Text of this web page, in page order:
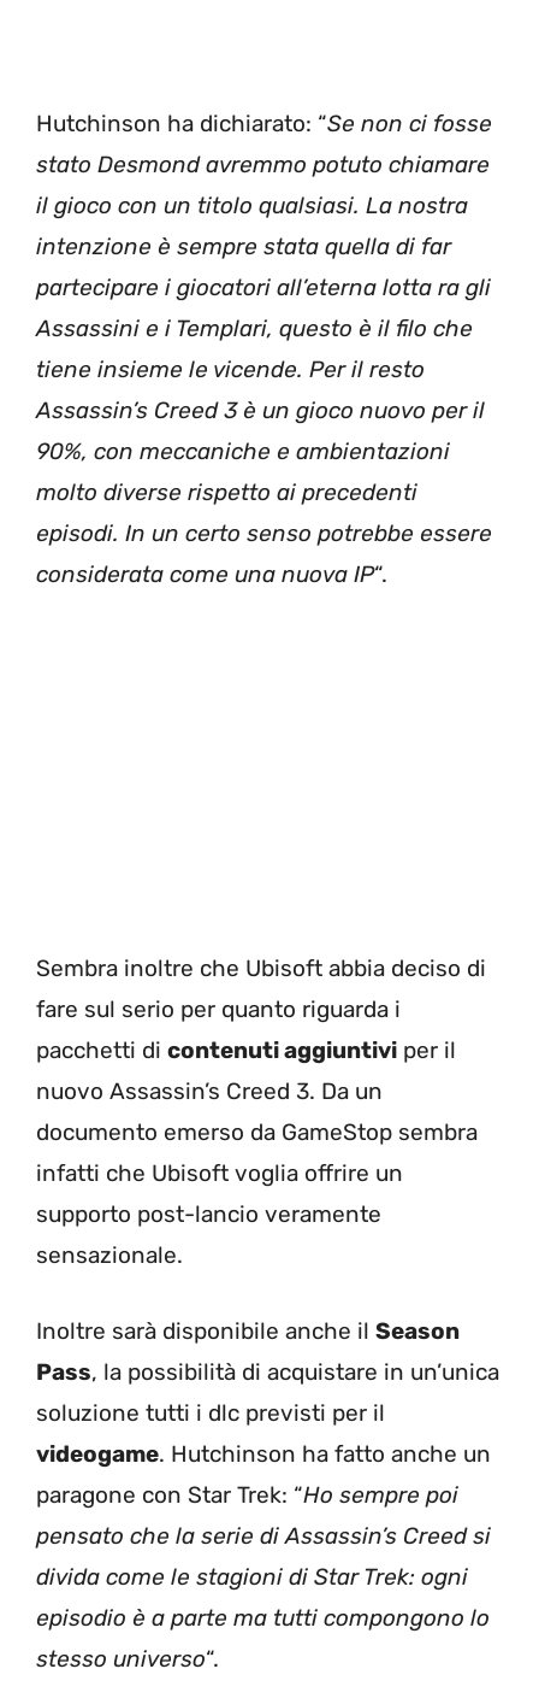
Hutchinson ha dichiarato: “Se non ci fosse
stato Desmond avremmo potuto chiamare
il gioco con un titolo qualsiasi. La nostra
intenzione è sempre stata quella di far
partecipare i giocatori all’eterna lotta ra gli
Assassini e i Templari, questo è il filo che
tiene insieme le vicende. Per il resto
Assassin’s Creed 3 è un gioco nuovo per il
90%, con meccaniche e ambientazioni
molto diverse rispetto ai precedenti
episodi. In un certo senso potrebbe essere
considerata come una nuova IP“.
Sembra inoltre che Ubisoft abbia deciso di
fare sul serio per quanto riguarda i
pacchetti di contenuti aggiuntivi per il
nuovo Assassin’s Creed 3. Da un
documento emerso da GameStop sembra
infatti che Ubisoft voglia offrire un
supporto post-lancio veramente
sensazionale.
Inoltre sarà disponibile anche il Season
Pass, la possibilità di acquistare in un’unica
soluzione tutti i dlc previsti per il
videogame. Hutchinson ha fatto anche un
paragone con Star Trek: “Ho sempre poi
pensato che la serie di Assassin’s Creed si
divida come le stagioni di Star Trek: ogni
episodio è a parte ma tutti compongono lo
stesso universo“.